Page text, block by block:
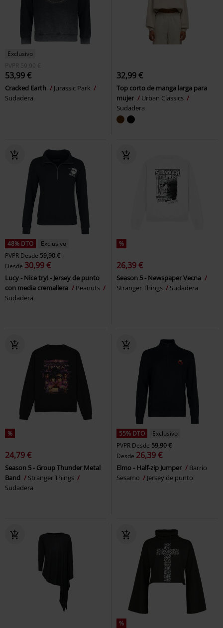
Exclusivo
PVPR
59,99 €
53,99 €
Cracked Earth
Jurassic Park
Sudadera
32,99 €
Top corto de manga larga para
mujer
Urban Classics
Sudadera
48% DTO
Exclusivo
PVPR Desde 59,90 €
Desde 30,99 €
Lucy - Nice try! - Jersey de punto
con media cremallera
Peanuts
Sudadera
%
26,39 €
Season 5 - Newspaper Vecna
Stranger Things
Sudadera
%
24,79 €
Season 5 - Group Thunder Metal
Band
Stranger Things
Sudadera
55% DTO
Exclusivo
PVPR Desde 59,90 €
Desde 26,39 €
Elmo - Half-zip Jumper
Barrio
Sesamo
Jersey de punto
%